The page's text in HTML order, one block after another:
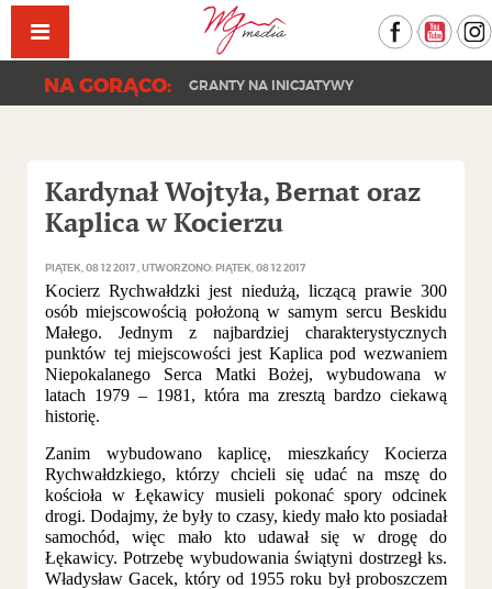
Facebook
NA GORĄCO: GRANTY NA INICJATYWY
Kardynał Wojtyła, Bernat oraz
Kaplica w Kocierzu
PIĄTEK, 08 12 2017 UTWORZONO: PIĄTEK, 08 12 2017
Kocierz Rychwałdzki jest niedużą, liczącą prawie 300
osób miejscowością położoną w samym sercu Beskidu
Małego. Jednym z najbardziej charakterystycznych
punktów tej miejscowości jest Kaplica pod wezwaniem
Niepokalanego Serca Matki Bożej, wybudowana w
latach 1979 – 1981, która ma zresztą bardzo ciekawą
historię.
Zanim wybudowano kaplicę, mieszkańcy Kocierza
Rychwałdzkiego, którzy chcieli się udać na mszę do
kościoła w Łękawicy musieli pokonać spory odcinek
drogi. Dodajmy, że były to czasy, kiedy mało kto posiadał
samochód, więc mało kto udawał się w drogę do
Łękawicy. Potrzebę wybudowania świątyni dostrzegł ks.
Władysław Gacek, który od 1955 roku był proboszczem